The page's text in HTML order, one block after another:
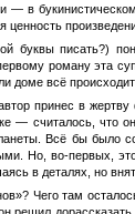
в
писать?)
роману эта
всё
принес в
считалось, что
Всё бы было
Но, во-первых,
в деталях, но
Чего там
решил